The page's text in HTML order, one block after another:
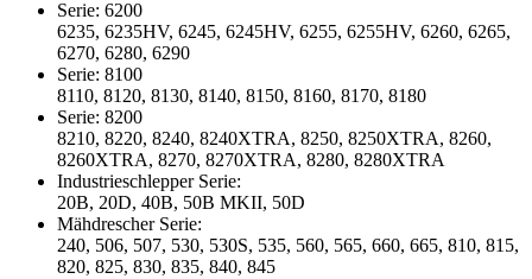
Serie: 6200
6235, 6235HV, 6245, 6245HV, 6255, 6255HV, 6260, 6265,
6270, 6280, 6290
Serie: 8100
8110, 8120, 8130, 8140, 8150, 8160, 8170, 8180
Serie: 8200
8210, 8220, 8240, 8240XTRA, 8250, 8250XTRA, 8260,
8260XTRA, 8270, 8270XTRA, 8280, 8280XTRA
Industrieschlepper Serie:
20B, 20D, 40B, 50B MKII, 50D
Mähdrescher Serie:
240, 506, 507, 530, 530S, 535, 560, 565, 660, 665, 810, 815,
820, 825, 830, 835, 840, 845